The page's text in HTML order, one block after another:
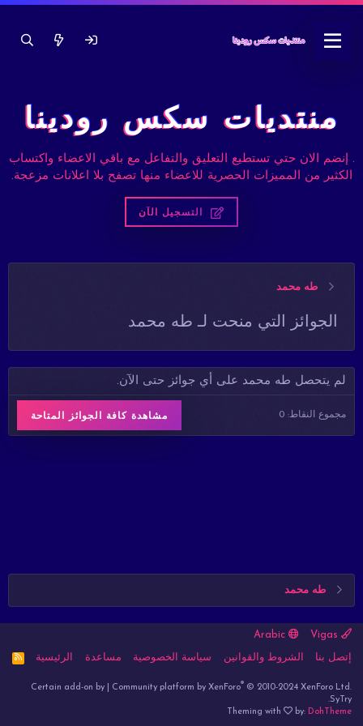
منتديات سكس رودينا
. إنضم الان حتي تستطيع التعليق والتفاعل مع باقي الاعضاء واكتساب
الكثير من المميزات الحصرية للاعضاء منها تصفح بلا اعلانات مزعجة.
التسجيل الآن
طه محمد
الجوائز التي منحت لـ طه محمد
لم يتحصل طه محمد على أي جوائز حتى الآن.
مجموع النقاط: 0 مشاهدة كافة الجوائز المتاحة
طه محمد
Arabic
إتصل بنا الشروط والقوانين سياسة الخصوصية مساعدة الرئيسية
R
Community platform by XenForo® © 2010-2024 XenForo Ltd.
Certain add-on by
SyTry.
Theming with
by: DohTheme